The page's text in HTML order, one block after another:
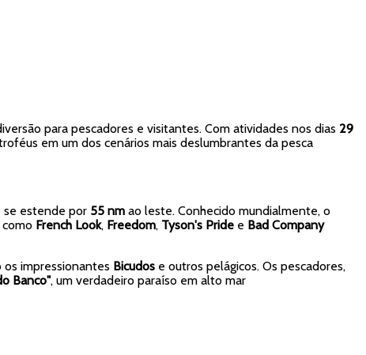
para pescadores e visitantes. Com atividades nos dias 29
em um dos cenários mais deslumbrantes da pesca
se estende por 55 nm ao leste. Conhecido mundialmente, o
French Look, Freedom, Tyson's Pride e Bad Company
impressionantes Bicudos e outros pelágicos. Os pescadores,
Banco", um verdadeiro paraíso em alto mar